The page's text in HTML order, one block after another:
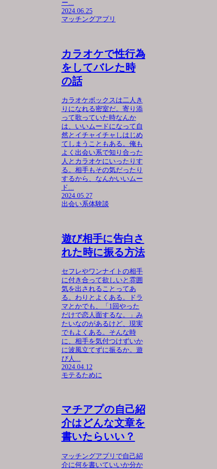
ー...
2024.06.25
マッチングアプリ
カラオケで性行為
をしてバレた時
の話
カラオケボックスは二人き
りになれる密室だ。寄り添
って歌っていた時なんか
は、いいムードになって自
然とイチャイチャしはじめ
てしまうこともある。俺も
よく出会い系で知り合った
人とカラオケにいったりす
る。相手もその気だったり
するから、なんかいいムー
ド...
2024.05.27
出会い系体験談
遊び相手に告白さ
れた時に振る方法
セフレやワンナイトの相手
に付き合って欲しいと雰囲
気を出されることってあ
る。わりとよくある。ドラ
マとかでも、「1回やった
だけで恋人面するな。」み
たいなのがあるけど、現実
でもよくある。そんな時
に、相手を気付つけずいか
に波風立てずに振るか。遊
び人...
2024.04.12
モテるために
マチアプの自己紹
介はどんな文章を
書いたらいい？
マッチングアプリで自己紹
介に何を書いていいか分か